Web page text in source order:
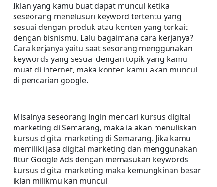
Iklan yang kamu buat dapat muncul ketika
seseorang menelusuri keyword tertentu yang
sesuai dengan produk atau konten yang terkait
dengan bisnismu. Lalu bagaimana cara kerjanya?
Cara kerjanya yaitu saat sesorang menggunakan
keywords yang sesuai dengan topik yang kamu
muat di internet, maka konten kamu akan muncul
di pencarian google.
Misalnya seseorang ingin mencari kursus digital
marketing di Semarang, maka ia akan menuliskan
kursus digital marketing di Semarang. Jika kamu
memiliki jasa digital marketing dan menggunakan
fitur Google Ads dengan memasukan keywords
kursus digital marketing maka kemungkinan besar
iklan milikmu kan muncul.